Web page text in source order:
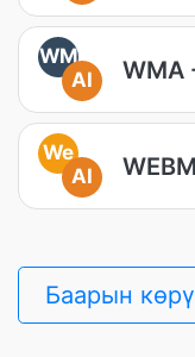
WM
AI
WMA
We
AI
Баарын